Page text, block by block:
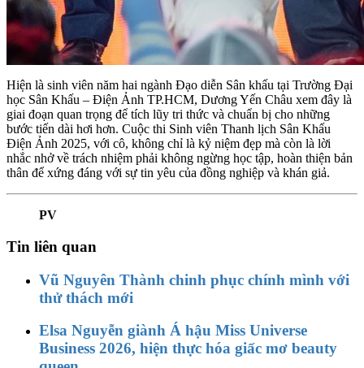
Hiện là sinh viên năm hai ngành Đạo diễn Sân khấu tại Trường Đại
học Sân Khấu – Điện Ảnh TP.HCM, Dương Yến Châu xem đây là
giai đoạn quan trọng để tích lũy tri thức và chuẩn bị cho những
bước tiến dài hơi hơn. Cuộc thi Sinh viên Thanh lịch Sân Khấu
Điện Ảnh 2025, với cô, không chỉ là kỷ niệm đẹp mà còn là lời
nhắc nhở về trách nhiệm phải không ngừng học tập, hoàn thiện bản
thân để xứng đáng với sự tin yêu của đồng nghiệp và khán giả.
PV
Tin liên quan
Vũ Nguyên Thành chinh phục chính mình với
thử thách mới
Elsa Nguyễn giành Á hậu Miss Universe
Business 2026, hiện thực hóa giấc mơ beauty